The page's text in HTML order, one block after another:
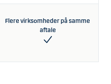
Flere virksomheder på samme
aftale